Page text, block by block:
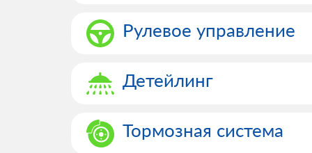
Рулевое управление
Детейлинг
Тормозная система